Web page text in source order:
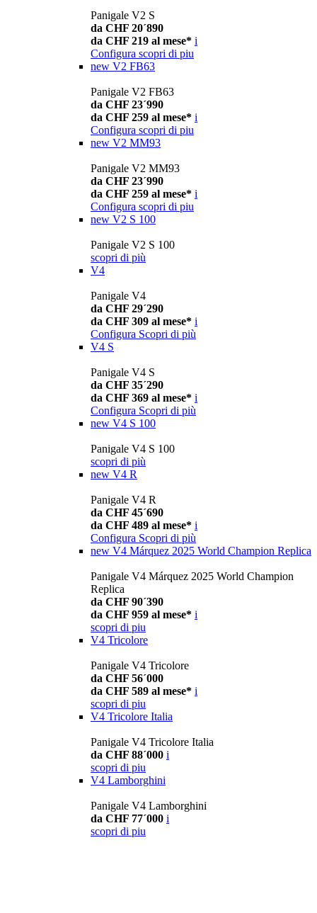
Panigale V2 S
da CHF 20´890
da CHF 219 al mese* i
Configura scopri di piu
new V2 FB63
Panigale V2 FB63
da CHF 23´990
da CHF 259 al mese* i
Configura scopri di piu
new V2 MM93
Panigale V2 MM93
da CHF 23´990
da CHF 259 al mese* i
Configura scopri di piu
new V2 S 100
Panigale V2 S 100
scopri di più
V4
Panigale V4
da CHF 29´290
da CHF 309 al mese* i
Configura Scopri di più
V4 S
Panigale V4 S
da CHF 35´290
da CHF 369 al mese* i
Configura Scopri di più
new V4 S 100
Panigale V4 S 100
scopri di più
new V4 R
Panigale V4 R
da CHF 45´690
da CHF 489 al mese* i
Configura Scopri di più
new V4 Márquez 2025 World Champion Replica
Panigale V4 Márquez 2025 World Champion
Replica
da CHF 90´390
da CHF 959 al mese* i
scopri di piu
V4 Tricolore
Panigale V4 Tricolore
da CHF 56´000
da CHF 589 al mese* i
scopri di piu
V4 Tricolore Italia
Panigale V4 Tricolore Italia
da CHF 88´000 i
scopri di piu
V4 Lamborghini
Panigale V4 Lamborghini
da CHF 77´000 i
scopri di piu